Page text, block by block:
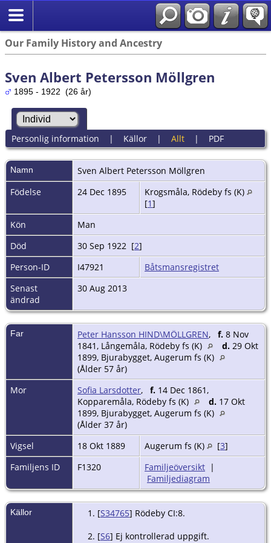
Our Family History and Ancestry
Sven Albert Petersson Möllgren
1895 - 1922 (26 år)
Personlig information | Källor| Allt| PDF
Namn Sven Albert Petersson Möllgren
Födelse
24 Dec 1895
Krogsmåla, Rödeby fs (K)
[1]
Kön
Man
Död
30 Sep 1922 [2]
Person-ID
I47921
Båtsmansregistret
Senast
ändrad
30 Aug 2013
Far Peter Hansson HIND\MÖLLGREN, f. 8 Nov
1841, Långemåla, Rödeby fs (K)
d. 29 Okt
1899, Bjurabygget, Augerum fs (K)
(Ålder 57 år)
Mor
Sofia Larsdotter, f. 14 Dec 1861,
Kopparemåla, Rödeby fs (K)
d. 17 Okt
1899, Bjurabygget, Augerum fs (K)
(Ålder 37 år)
Vigsel
18 Okt 1889 Augerum fs (K) [3]
Familjens ID
F1320 Familjeöversikt |
Familjediagram
Källor [S34765] Rödeby CI:8.
[S6] Ej kontrollerad uppgift.